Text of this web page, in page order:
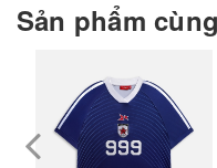
Sản phẩm